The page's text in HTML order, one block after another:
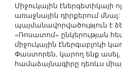
Միջուկային էներգետիկայի
առաջնային դիրքերում
պայմանավորվածություն է
«Ռոսատոմ» ընկերության
միջուկային էներգաբլոկի
Փաստորեն, կարող ենք ասել,
համաձայնագիրը դեռևս